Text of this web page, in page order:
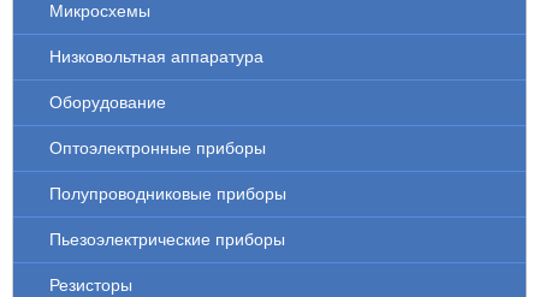
Микросхемы
Низковольтная аппаратура
Оборудование
Оптоэлектронные приборы
Полупроводниковые приборы
Пьезоэлектрические приборы
Резисторы